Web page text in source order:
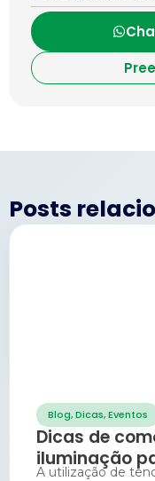
Posts
Blog,Dicas,Eventos
Dicas de
iluminação
A utilização de